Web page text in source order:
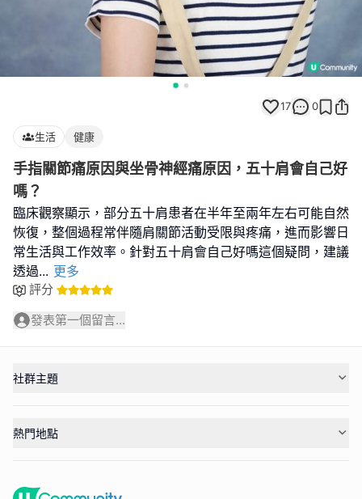
17 0
生活 健康
手指關節痛原因與坐骨神經痛原因，五十肩會自己好
嗎？
臨床觀察顯示，部分五十肩患者在半年至兩年左右可能自然
恢復，整個過程常伴隨肩關節活動受限與疼痛，進而影響日
常生活與工作效率。針對五十肩會自己好嗎這個疑問，建議
透過... 更多
評分
發表第一個留言...
社群主題
熱門地點